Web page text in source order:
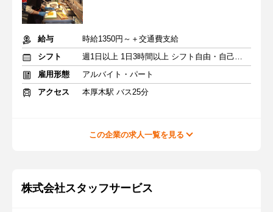
給与
時給1350円～＋交通費支給
シフト
週1日以上 1日3時間以上 シフト自由・自己申告
雇用形態
アルバイト・パート
アクセス
本厚木駅 バス25分
この企業の求人一覧を見る
株式会社スタッフサービス